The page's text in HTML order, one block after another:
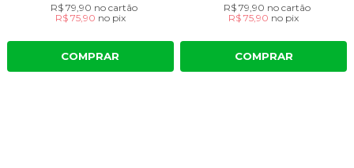
R$ 79,90 no cartão
R$ 75,90 no pix
COMPRAR
R$ 79,90 no cartão
R$ 75,90 no pix
COMPRAR